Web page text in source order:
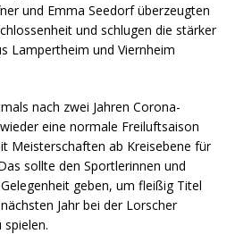
und Emma Seedorf überzeugten
und schlugen die stärker
Lampertheim und Viernheim
nach zwei Jahren Corona-
eine normale Freiluftsaison
Meisterschaften ab Kreisebene für
sollte den Sportlerinnen und
geben, um fleißig Titel
Jahr bei der Lorscher
spielen.